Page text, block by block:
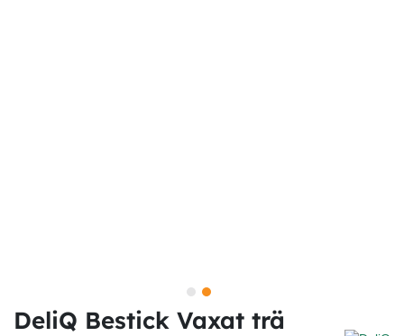
DeliQ Bestick Vaxat trä